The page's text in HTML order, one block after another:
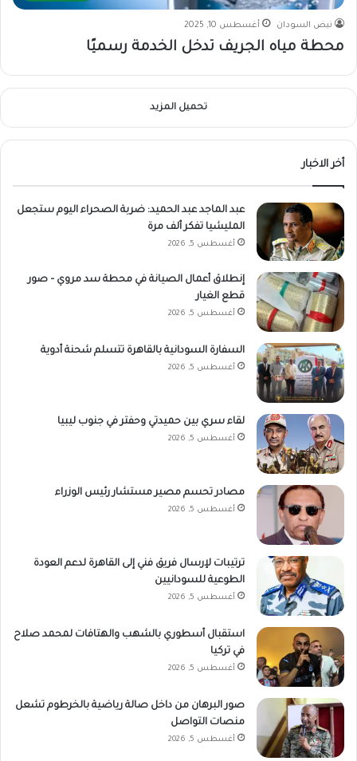
نبض السودان أغسطس 10, 2025
محطة مياه الجريف تدخل الخدمة رسميًا
تحميل المزيد
أخر الاخبار
عبد الماجد عبد الحميد: ضربة الصحراء اليوم ستجعل
المليشيا تفكر ألف مرة
أغسطس 5, 2026
إنطلاق أعمال الصيانة في محطة سد مروي – صور
قطع الغيار
أغسطس 5, 2026
السفارة السودانية بالقاهرة تتسلم شحنة أدوية
أغسطس 5, 2026
لقاء سري بين حميدتي وحفتر في جنوب ليبيا
أغسطس 5, 2026
مصادر تحسم مصير مستشار رئيس الوزراء
أغسطس 5, 2026
ترتيبات لإرسال فريق فني إلى القاهرة لدعم العودة
الطوعية للسودانيين
أغسطس 5, 2026
استقبال أسطوري بالشهب والهتافات لمحمد صلاح
في تركيا
أغسطس 5, 2026
صور البرهان من داخل صالة رياضية بالخرطوم تشعل
منصات التواصل
أغسطس 5, 2026